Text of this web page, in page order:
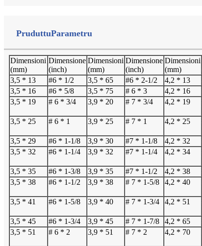
PruduttuParametru
Dimensioni
(mm)
Dimensione
(inch)
Dimensioni
(mm)
Dimensione
(inch)
Dimensioni
(mm)
3,5 * 13
#6 * 1/2 3,5 * 65 #6 * 2-1/2 4,2 * 13
3,5 * 16
#6 * 5/8 3,5 * 75 # 6 * 3 4,2 * 16
3,5 * 19
# 6 * 3/4 3,9 * 20 # 7 * 3/4 4,2 * 19
3,5 * 25
# 6 * 1 3,9 * 25 # 7 * 1 4,2 * 25
3,5 * 29
#6 * 1-1/8 3,9 * 30 #7 * 1-1/8 4,2 * 32
3,5 * 32
#6 * 1-1/4 3,9 * 32 #7 * 1-1/4 4,2 * 34
3,5 * 35
#6 * 1-3/8 3,9 * 35 #7 * 1-1/2 4,2 * 38
3,5 * 38
#6 * 1-1/2 3,9 * 38 # 7 * 1-5/8 4,2 * 40
3,5 * 41
#6 * 1-5/8 3,9 * 40 # 7 * 1-3/4 4,2 * 51
3,5 * 45
#6 * 1-3/4 3,9 * 45 # 7 * 1-7/8 4,2 * 65
3,5 * 51
# 6 * 2 3,9 * 51 # 7 * 2 4,2 * 70